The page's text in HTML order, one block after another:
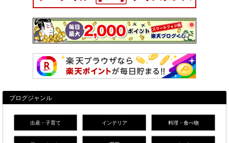
ブログジャンル
出産・子育て インテリア 料理・食べ物